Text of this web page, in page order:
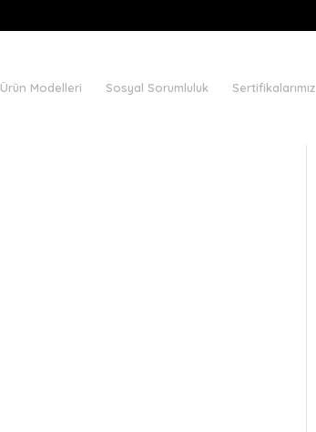
Ürün Modelleri Sosyal Sorumluluk Sertifikalarımız